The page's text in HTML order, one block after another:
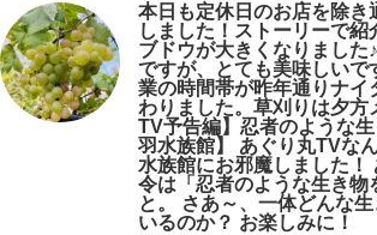
本日も定休日のお店を除き
しました！ストーリーで紹
ブドウが大きくなりました
ですが、とても美味しいで
業の時間帯が昨年通りナイ
わりました。草刈りは夕方
TV予告編】忍者のような
羽水族館】 あぐり丸TVな
水族館にお邪魔しました！
令は「忍者のような生き物
と。 さあ～、一体どんな
いるのか？ お楽しみに！